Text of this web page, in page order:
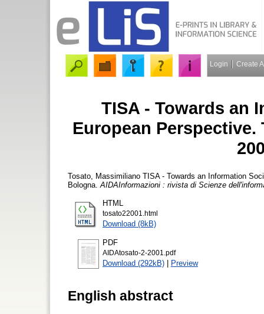
Login Create
TISA - Towards an
European
Tosato, Massimiliano TISA - Towards an Information
Bologna. AIDAInformazioni : rivista di Scienze
HTML
tosato22001.html
Download (8kB)
PDF
AIDAtosato-2-2001.pdf
Download (292kB) | Preview
English abstract